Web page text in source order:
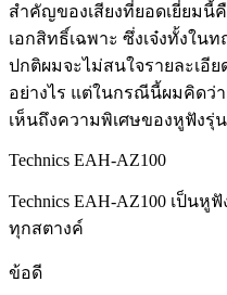
สำคัญของเสียงที่ยอดเยี่ยมนี้คื
เอกสิทธิ์เฉพาะ ซึ่งเจ๋งทั้งใน
ปกติผมจะไม่สนใจรายละเอี
อย่างไร แต่ในกรณีนี้ผมคิดว่
เห็นถึงความพิเศษของหูฟังรุ่
Technics EAH-AZ100
Technics EAH-AZ100 เป็น
ทุกสตางค์
ข้อดี